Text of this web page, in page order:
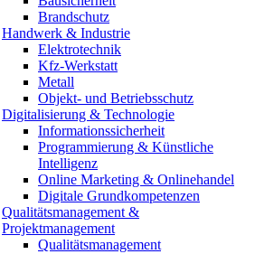
Brandschutz
Handwerk & Industrie
Elektrotechnik
Kfz-Werkstatt
Metall
Objekt- und Betriebsschutz
Digitalisierung & Technologie
Informationssicherheit
Programmierung & Künstliche
Intelligenz
Online Marketing & Onlinehandel
Digitale Grundkompetenzen
Qualitätsmanagement &
Projektmanagement
Qualitätsmanagement